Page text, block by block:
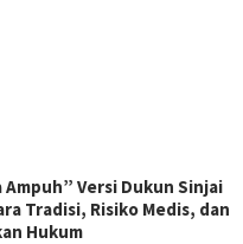
Ampuh” Versi Dukun Sinjai
Tradisi, Risiko Medis, dan
Hukum